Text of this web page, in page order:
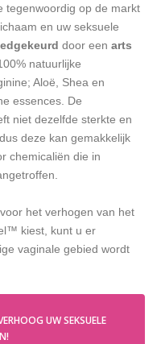
tegenwoordig op de markt
en uw seksuele
door een arts
natuurlijke
Aloë, Shea en
essences. De
niet dezelfde sterkte en
deze kan gemakkelijk
chemicaliën die in
het verhogen van het
kiest, kunt u er
vaginale gebied wordt
UW SEKSUELE